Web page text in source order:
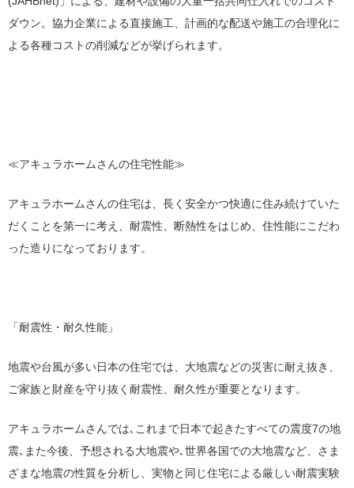
ダウン。協力企業による直接施工、計画的な配送や施工の合理化に
よる各種コストの削減などが挙げられます。
≪アキュラホームさんの住宅性能≫
アキュラホームさんの住宅は、長く安全かつ快適に住み続けていた
だくことを第一に考え、耐震性、断熱性をはじめ、住性能にこだわ
った造りになっております。
「耐震性・耐久性能」
地震や台風が多い日本の住宅では、大地震などの災害に耐え抜き、
ご家族と財産を守り抜く耐震性、耐久性が重要となります。
アキュラホームさんでは､これまで日本で起きたすべての震度7の地
震､また今後、予想される大地震や､世界各国での大地震など、さま
ざまな地震の性質を分析し、実物と同じ住宅による厳しい耐震実験